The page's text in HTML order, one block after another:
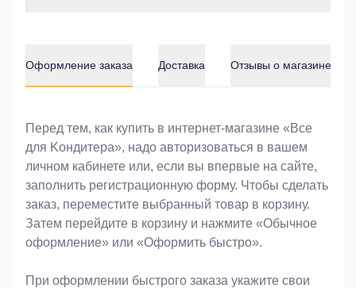
Оформление заказа Доставка Отзывы о магазине
Оформление заказа
Перед тем, как купить в интернет-магазине «Bce
для Koндитeрa», надо авторизоваться в вашем
личном кабинете или, если вы впервые на сайте,
заполнить регистрационную форму. Чтобы сделать
заказ, переместите выбранный товар в корзину.
Затем перейдите в корзину и нажмите «Обычное
оформление» или «Оформить быстро».
При оформлении быстрого заказа укажите свои